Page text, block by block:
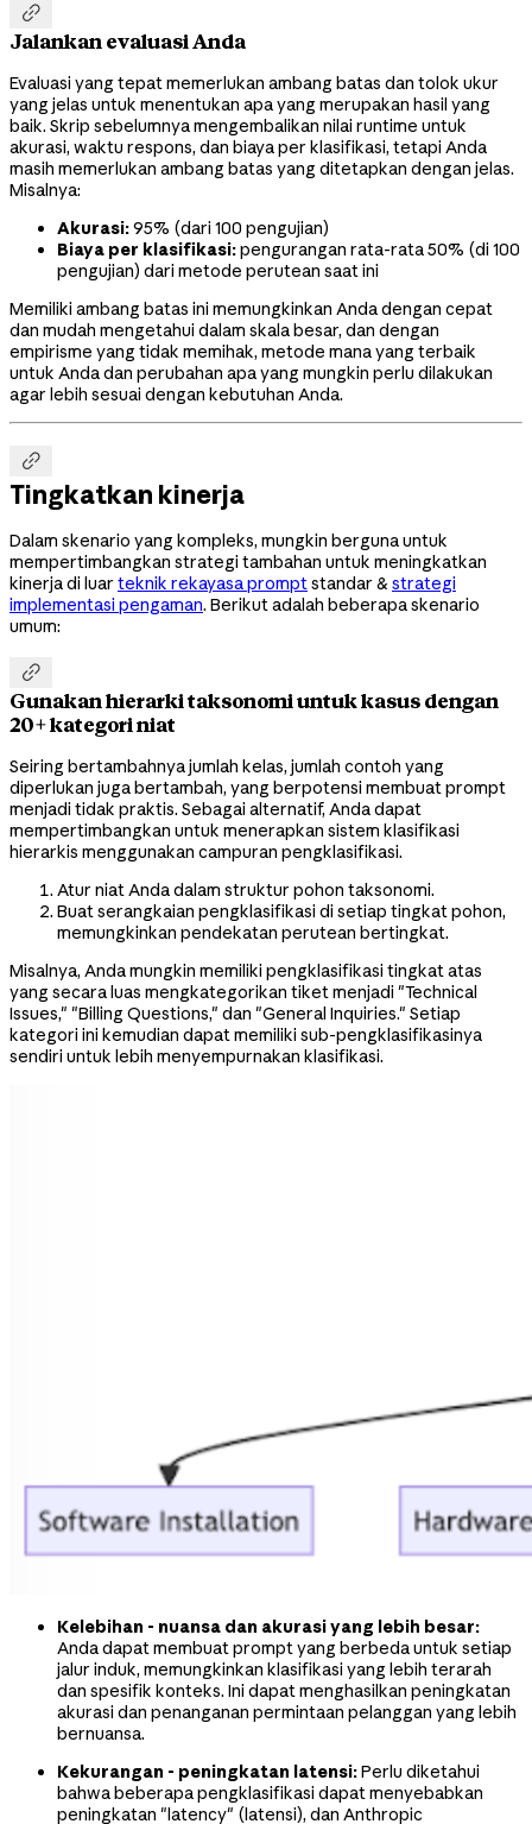

Jalankan evaluasi Anda
Evaluasi yang tepat memerlukan ambang batas dan tolok ukur
yang jelas untuk menentukan apa yang merupakan hasil yang
baik. Skrip sebelumnya mengembalikan nilai runtime untuk
akurasi, waktu respons, dan biaya per klasifikasi, tetapi Anda
masih memerlukan ambang batas yang ditetapkan dengan jelas.
Misalnya:
Akurasi:95% (dari 100 pengujian)
Biaya per klasifikasi:pengurangan rata-rata 50% (di 100
pengujian) dari metode perutean saat ini
Memiliki ambang batas ini memungkinkan Anda dengan cepat
dan mudah mengetahui dalam skala besar, dan dengan
empirisme yang tidak memihak, metode mana yang terbaik
untuk Anda dan perubahan apa yang mungkin perlu dilakukan
agar lebih sesuai dengan kebutuhan Anda.

Tingkatkan kinerja
Dalam skenario yang kompleks, mungkin berguna untuk
mempertimbangkan strategi tambahan untuk meningkatkan
kinerja di luar teknik rekayasa promptstandar & strategi
implementasi pengaman. Berikut adalah beberapa skenario
umum:

Gunakan hierarki taksonomi untuk kasus dengan
20+ kategori niat
Seiring bertambahnya jumlah kelas, jumlah contoh yang
diperlukan juga bertambah, yang berpotensi membuat prompt
menjadi tidak praktis. Sebagai alternatif, Anda dapat
mempertimbangkan untuk menerapkan sistem klasifikasi
hierarkis menggunakan campuran pengklasifikasi.
Atur niat Anda dalam struktur pohon taksonomi.
Buat serangkaian pengklasifikasi di setiap tingkat pohon,
memungkinkan pendekatan perutean bertingkat.
Misalnya, Anda mungkin memiliki pengklasifikasi tingkat atas
yang secara luas mengkategorikan tiket menjadi "Technical
Issues," "Billing Questions," dan "General Inquiries." Setiap
kategori ini kemudian dapat memiliki sub-pengklasifikasinya
sendiri untuk lebih menyempurnakan klasifikasi.
Kelebihan - nuansa dan akurasi yang lebih besar:
Anda dapat membuat prompt yang berbeda untuk setiap
jalur induk, memungkinkan klasifikasi yang lebih terarah
dan spesifik konteks. Ini dapat menghasilkan peningkatan
akurasi dan penanganan permintaan pelanggan yang lebih
bernuansa.
Kekurangan - peningkatan latensi:Perlu diketahui
bahwa beberapa pengklasifikasi dapat menyebabkan
peningkatan "latency" (latensi), dan Anthropic